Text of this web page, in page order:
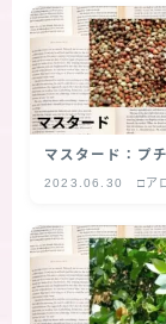
おすすめ商品
★スペシャル
版限定)
FAQ
お問い合わせ
サイトマップ
マスタード：プ
2023.06.30
□ア